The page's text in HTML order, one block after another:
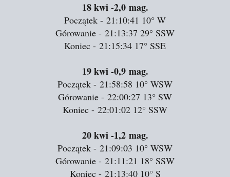
18 kwi -2,0 mag.
Początek - 21:10:41 10° W
Górowanie - 21:13:37 29° SSW
Koniec - 21:15:34 17° SSE
19 kwi -0,9 mag.
Początek - 21:58:58 10° WSW
Górowanie - 22:00:27 13° SW
Koniec - 22:01:02 12° SSW
20 kwi -1,2 mag.
Początek - 21:09:03 10° WSW
Górowanie - 21:11:21 18° SSW
Koniec - 21:13:40 10° S